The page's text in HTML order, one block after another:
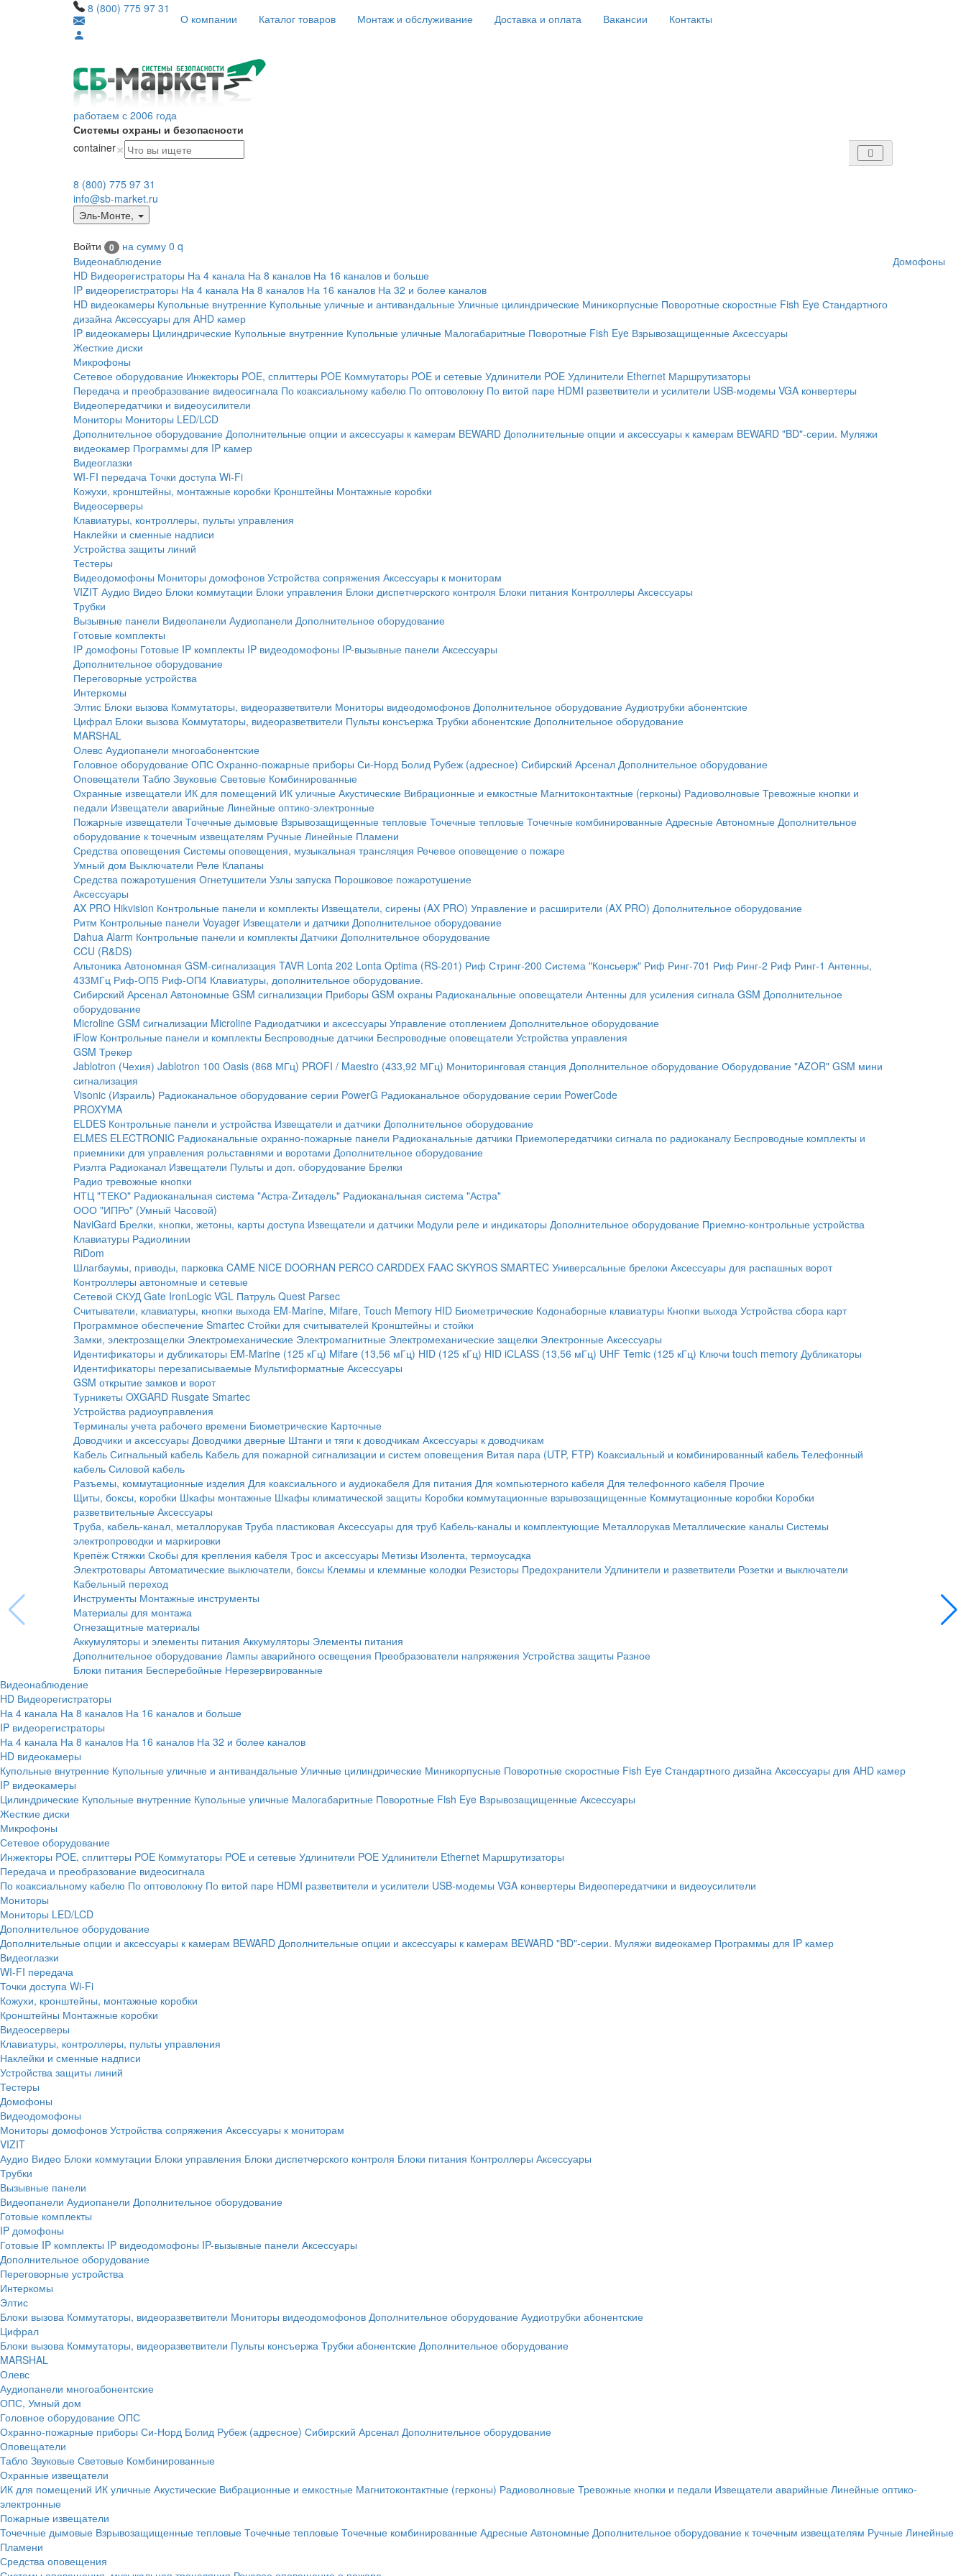
8 (800) 775 97 31
О компании Каталог товаров Монтаж и обслуживание Доставка и оплата Вакансии Контакты
работаем с 2006 года
Системы охраны и безопасности
container×
8 (800) 775 97 31
info@sb-market.ru
Эль-Монте,
Войти 0 на сумму 0 q
Видеонаблюдение
Домофоны
HD Видеорегистраторы На 4 канала На 8 каналов На 16 каналов и больше
IP видеорегистраторы На 4 канала На 8 каналов На 16 каналов На 32 и более каналов
HD видеокамеры Купольные внутренние Купольные уличные и антивандальные Уличные цилиндрические Миникорпусные Поворотные скоростные Fish Eye Стандартного
дизайна Аксессуары для AHD камер
IP видеокамеры Цилиндрические Купольные внутренние Купольные уличные Малогабаритные Поворотные Fish Eye Взрывозащищенные Аксессуары
Жесткие диски
Микрофоны
Сетевое оборудование Инжекторы POE, сплиттеры POE Коммутаторы POE и сетевые Удлинители POE Удлинители Ethernet Маршрутизаторы
Передача и преобразование видеосигнала По коаксиальному кабелю По оптоволокну По витой паре HDMI разветвители и усилители USB-модемы VGA конвертеры
Видеопередатчики и видеоусилители
Мониторы Мониторы LED/LCD
Дополнительное оборудование Дополнительные опции и аксессуары к камерам BEWARD Дополнительные опции и аксессуары к камерам BEWARD "BD"-серии. Муляжи
видеокамер Программы для IP камер
Видеоглазки
WI-FI передача Точки доступа Wi-Fi
Кожухи, кронштейны, монтажные коробки Кронштейны Монтажные коробки
Видеосерверы
Клавиатуры, контроллеры, пульты управления
Наклейки и сменные надписи
Устройства защиты линий
Тестеры
Видеодомофоны Мониторы домофонов Устройства сопряжения Аксессуары к мониторам
VIZIT Аудио Видео Блоки коммутации Блоки управления Блоки диспетчерского контроля Блоки питания Контроллеры Аксессуары
Трубки
Вызывные панели Видеопанели Аудиопанели Дополнительное оборудование
Готовые комплекты
IP домофоны Готовые IP комплекты IP видеодомофоны IP-вызывные панели Аксессуары
Дополнительное оборудование
Переговорные устройства
Интеркомы
Элтис Блоки вызова Коммутаторы, видеоразветвители Мониторы видеодомофонов Дополнительное оборудование Аудиотрубки абонентские
Цифрал Блоки вызова Коммутаторы, видеоразветвители Пульты консъержа Трубки абонентские Дополнительное оборудование
MARSHAL
Олевс Аудиопанели многоабонентские
Головное оборудование ОПС Охранно-пожарные приборы Си-Норд Болид Рубеж (адресное) Сибирский Арсенал Дополнительное оборудование
Оповещатели Табло Звуковые Световые Комбинированные
Охранные извещатели ИК для помещений ИК уличные Акустические Вибрационные и емкостные Магнитоконтактные (герконы) Радиоволновые Тревожные кнопки и
педали Извещатели аварийные Линейные оптико-электронные
Пожарные извещатели Точечные дымовые Взрывозащищенные тепловые Точечные тепловые Точечные комбинированные Адресные Автономные Дополнительное
оборудование к точечным извещателям Ручные Линейные Пламени
Средства оповещения Системы оповещения, музыкальная трансляция Речевое оповещение о пожаре
Умный дом Выключатели Реле Клапаны
Средства пожаротушения Огнетушители Узлы запуска Порошковое пожаротушение
Аксессуары
AX PRO Hikvision Контрольные панели и комплекты Извещатели, сирены (AX PRO) Управление и расширители (AX PRO) Дополнительное оборудование
Ритм Контрольные панели Voyager Извещатели и датчики Дополнительное оборудование
Dahua Alarm Контрольные панели и комплекты Датчики Дополнительное оборудование
CCU (R&DS)
Альтоника Автономная GSM-сигнализация TAVR Lonta 202 Lonta Optima (RS-201) Риф Стринг-200 Система "Консьерж" Риф Ринг-701 Риф Ринг-2 Риф Ринг-1 Антенны,
433МГц Риф-ОП5 Риф-ОП4 Клавиатуры, дополнительное оборудование.
Сибирский Арсенал Автономные GSM сигнализации Приборы GSM охраны Радиоканальные оповещатели Антенны для усиления сигнала GSM Дополнительное
оборудование
Microline GSM cигнализации Microline Радиодатчики и аксессуары Управление отоплением Дополнительное оборудование
iFlow Контрольные панели и комплекты Беспроводные датчики Беспроводные оповещатели Устройства управления
GSM Трекер
Jablotron (Чехия) Jablotron 100 Oasis (868 МГц) PROFI / Maestro (433,92 МГц) Мониторинговая станция Дополнительное оборудование Оборудование "AZOR" GSM мини
сигнализация
Visonic (Израиль) Радиоканальное оборудование серии PowerG Радиоканальное оборудование серии PowerCode
PROXYMA
ELDES Контрольные панели и устройства Извещатели и датчики Дополнительное оборудование
ELMES ELECTRONIC Радиоканальные охранно-пожарные панели Радиоканальные датчики Приемопередатчики сигнала по радиоканалу Беспроводные комплекты и
приемники для управления рольставнями и воротами Дополнительное оборудование
Риэлта Радиоканал Извещатели Пульты и доп. оборудование Брелки
Радио тревожные кнопки
НТЦ "ТЕКО" Радиоканальная система "Астра-Zитадель" Радиоканальная система "Астра"
ООО "ИПРо" (Умный Часовой)
NaviGard Брелки, кнопки, жетоны, карты доступа Извещатели и датчики Модули реле и индикаторы Дополнительное оборудование Приемно-контрольные устройства
Клавиатуры Радиолинии
RiDom
Шлагбаумы, приводы, парковка CAME NICE DOORHAN PERCO CARDDEX FAAC SKYROS SMARTEC Универсальные брелоки Аксессуары для распашных ворот
Контроллеры автономные и сетевые
Сетевой СКУД Gate IronLogic VGL Патруль Quest Parsec
Считыватели, клавиатуры, кнопки выхода EM-Marine, Mifare, Touch Memory HID Биометрические Кодонаборные клавиатуры Кнопки выхода Устройства сбора карт
Программное обеспечение Smartec Стойки для считывателей Кронштейны и стойки
Замки, электрозащелки Электромеханические Электромагнитные Электромеханические защелки Электронные Аксессуары
Идентификаторы и дубликаторы EM-Marine (125 кГц) Mifare (13,56 мГц) HID (125 кГц) HID iCLASS (13,56 мГц) UHF Temic (125 кГц) Ключи touch memory Дубликаторы
Идентификаторы перезаписываемые Мультиформатные Аксессуары
GSM открытие замков и ворот
Турникеты OXGARD Rusgate Smartec
Устройства радиоуправления
Терминалы учета рабочего времени Биометрические Карточные
Доводчики и аксессуары Доводчики дверные Штанги и тяги к доводчикам Аксессуары к доводчикам
Кабель Сигнальный кабель Кабель для пожарной сигнализации и систем оповещения Витая пара (UTP, FTP) Коаксиальный и комбинированный кабель Телефонный
кабель Силовой кабель
Разъемы, коммутационные изделия Для коаксиального и аудиокабеля Для питания Для компьютерного кабеля Для телефонного кабеля Прочие
Щиты, боксы, коробки Шкафы монтажные Шкафы климатической защиты Коробки коммутационные взрывозащищенные Коммутационные коробки Коробки
разветвительные Аксессуары
Труба, кабель-канал, металлорукав Труба пластиковая Аксессуары для труб Кабель-каналы и комплектующие Металлорукав Металлические каналы Системы
электропроводки и маркировки
Крепёж Стяжки Скобы для крепления кабеля Трос и аксессуары Метизы Изолента, термоусадка
Электротовары Автоматические выключатели, боксы Клеммы и клеммные колодки Резисторы Предохранители Удлинители и разветвители Розетки и выключатели
Кабельный переход
Инструменты Монтажные инструменты
Материалы для монтажа
Огнезащитные материалы
Аккумуляторы и элементы питания Аккумуляторы Элементы питания
Дополнительное оборудование Лампы аварийного освещения Преобразователи напряжения Устройства защиты Разное
Блоки питания Бесперебойные Нерезервированные
Видеонаблюдение
HD Видеорегистраторы
На 4 канала На 8 каналов На 16 каналов и больше
IP видеорегистраторы
На 4 канала На 8 каналов На 16 каналов На 32 и более каналов
HD видеокамеры
Купольные внутренние Купольные уличные и антивандальные Уличные цилиндрические Миникорпусные Поворотные скоростные Fish Eye Стандартного дизайна Аксессуары для AHD камер
IP видеокамеры
Цилиндрические Купольные внутренние Купольные уличные Малогабаритные Поворотные Fish Eye Взрывозащищенные Аксессуары
Жесткие диски
Микрофоны
Сетевое оборудование
Инжекторы POE, сплиттеры POE Коммутаторы POE и сетевые Удлинители POE Удлинители Ethernet Маршрутизаторы
Передача и преобразование видеосигнала
По коаксиальному кабелю По оптоволокну По витой паре HDMI разветвители и усилители USB-модемы VGA конвертеры Видеопередатчики и видеоусилители
Мониторы
Мониторы LED/LCD
Дополнительное оборудование
Дополнительные опции и аксессуары к камерам BEWARD Дополнительные опции и аксессуары к камерам BEWARD "BD"-серии. Муляжи видеокамер Программы для IP камер
Видеоглазки
WI-FI передача
Точки доступа Wi-Fi
Кожухи, кронштейны, монтажные коробки
Кронштейны Монтажные коробки
Видеосерверы
Клавиатуры, контроллеры, пульты управления
Наклейки и сменные надписи
Устройства защиты линий
Тестеры
Домофоны
Видеодомофоны
Мониторы домофонов Устройства сопряжения Аксессуары к мониторам
VIZIT
Аудио Видео Блоки коммутации Блоки управления Блоки диспетчерского контроля Блоки питания Контроллеры Аксессуары
Трубки
Вызывные панели
Видеопанели Аудиопанели Дополнительное оборудование
Готовые комплекты
IP домофоны
Готовые IP комплекты IP видеодомофоны IP-вызывные панели Аксессуары
Дополнительное оборудование
Переговорные устройства
Интеркомы
Элтис
Блоки вызова Коммутаторы, видеоразветвители Мониторы видеодомофонов Дополнительное оборудование Аудиотрубки абонентские
Цифрал
Блоки вызова Коммутаторы, видеоразветвители Пульты консъержа Трубки абонентские Дополнительное оборудование
MARSHAL
Олевс
Аудиопанели многоабонентские
ОПС, Умный дом
Головное оборудование ОПС
Охранно-пожарные приборы Си-Норд Болид Рубеж (адресное) Сибирский Арсенал Дополнительное оборудование
Оповещатели
Табло Звуковые Световые Комбинированные
Охранные извещатели
ИК для помещений ИК уличные Акустические Вибрационные и емкостные Магнитоконтактные (герконы) Радиоволновые Тревожные кнопки и педали Извещатели аварийные Линейные оптико-
электронные
Пожарные извещатели
Точечные дымовые Взрывозащищенные тепловые Точечные тепловые Точечные комбинированные Адресные Автономные Дополнительное оборудование к точечным извещателям Ручные Линейные
Пламени
Средства оповещения